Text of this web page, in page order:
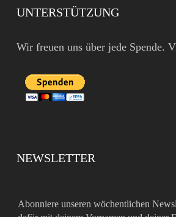
UNTERSTÜTZUNG
Wir freuen uns über jede Spende.
NEWSLETTER
Abonniere unseren wöchentlichen